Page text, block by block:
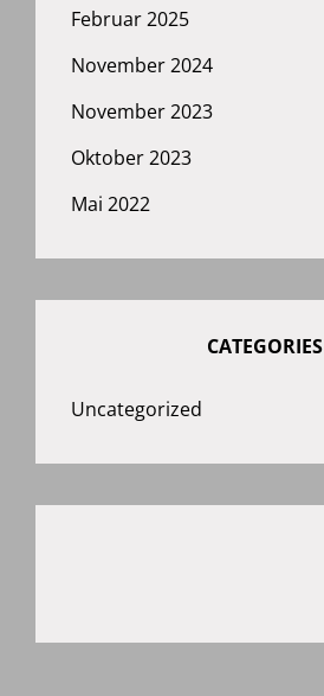
Februar 2025
November 2024
November 2023
Oktober 2023
Mai 2022
CATEGORIES
Uncategorized